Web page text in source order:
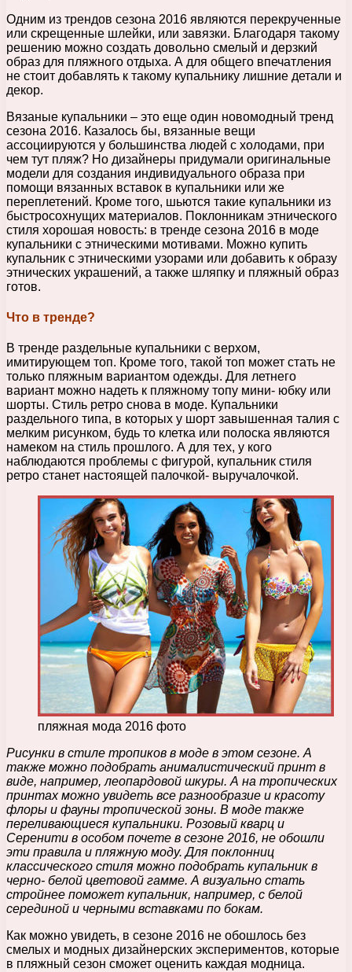
Одним из трендов сезона 2016 являются перекрученные
или скрещенные шлейки, или завязки. Благодаря такому
решению можно создать довольно смелый и дерзкий
образ для пляжного отдыха. А для общего впечатления
не стоит добавлять к такому купальнику лишние детали и
декор.
Вязаные купальники – это еще один новомодный тренд
сезона 2016. Казалось бы, вязанные вещи
ассоциируются у большинства людей с холодами, при
чем тут пляж? Но дизайнеры придумали оригинальные
модели для создания индивидуального образа при
помощи вязанных вставок в купальники или же
переплетений. Кроме того, шьются такие купальники из
быстросохнущих материалов. Поклонникам этнического
стиля хорошая новость: в тренде сезона 2016 в моде
купальники с этническими мотивами. Можно купить
купальник с этническими узорами или добавить к образу
этнических украшений, а также шляпку и пляжный образ
готов.
Что в тренде?
В тренде раздельные купальники с верхом,
имитирующем топ. Кроме того, такой топ может стать не
только пляжным вариантом одежды. Для летнего
вариант можно надеть к пляжному топу мини- юбку или
шорты. Стиль ретро снова в моде. Купальники
раздельного типа, в которых у шорт завышенная талия с
мелким рисунком, будь то клетка или полоска являются
намеком на стиль прошлого. А для тех, у кого
наблюдаются проблемы с фигурой, купальник стиля
ретро станет настоящей палочкой- выручалочкой.
пляжная мода 2016 фото
Рисунки в стиле тропиков в моде в этом сезоне. А
также можно подобрать анималистический принт в
виде, например, леопардовой шкуры. А на тропических
принтах можно увидеть все разнообразие и красоту
флоры и фауны тропической зоны. В моде также
переливающиеся купальники. Розовый кварц и
Серенити в особом почете в сезоне 2016, не обошли
эти правила и пляжную моду. Для поклонниц
классического стиля можно подобрать купальник в
черно- белой цветовой гамме. А визуально стать
стройнее поможет купальник, например, с белой
серединой и черными вставками по бокам.
Как можно увидеть, в сезоне 2016 не обошлось без
смелых и модных дизайнерских экспериментов, которые
в пляжный сезон сможет оценить каждая модница.